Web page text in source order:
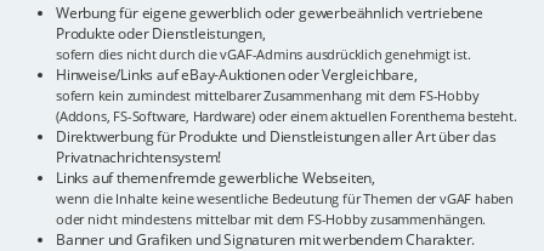
Werbung für eigene gewerblich oder gewerbeähnlich vertriebene
Produkte oder Dienstleistungen,
sofern dies nicht durch die vGAF-Admins ausdrücklich genehmigt ist.
Hinweise/Links auf eBay-Auktionen oder Vergleichbare,
sofern kein zumindest mittelbarer Zusammenhang mit dem FS-Hobby
(Addons, FS-Software, Hardware) oder einem aktuellen Forenthema besteht.
Direktwerbung für Produkte und Dienstleistungen aller Art über das
Privatnachrichtensystem!
Links auf themenfremde gewerbliche Webseiten,
wenn die Inhalte keine wesentliche Bedeutung für Themen der vGAF haben
oder nicht mindestens mittelbar mit dem FS-Hobby zusammenhängen.
Banner und Grafiken und Signaturen mit werbendem Charakter.